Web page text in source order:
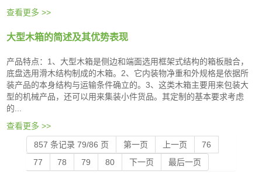
查看更多 >>
大型木箱的简述及其优势表现
产品特点：1、大型木箱是侧边和端面选用框架式结构的箱板融合，
底盘选用滑木结构制成的木箱。2、它内装物净重和外规格是依据所
装产品的本身结构与运输条件确立的。3、这类木箱主要用来包装大
型的机械产品，还可以用来集装小件货品。其定制的基本要求考虑
的...
查看更多 >>
857 条记录 79/86 页
第一页 上一页
76
77
78 79 80 下一页 最后一页